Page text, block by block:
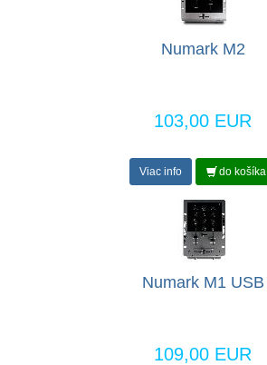
Numark M2
103,00 EUR
Viac info do košíka
Numark M1 USB
109,00 EUR